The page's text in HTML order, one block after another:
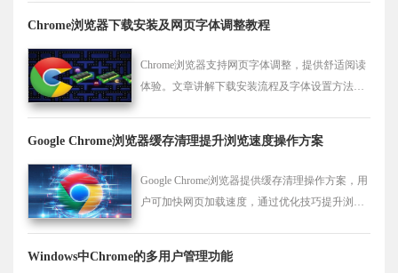
Chrome浏览器下载安装及网页字体调整教程
Chrome浏览器支持网页字体调整，提供舒适阅读
体验。文章讲解下载安装流程及字体设置方法，
Google Chrome浏览器缓存清理提升浏览速度操作方案
Google Chrome浏览器提供缓存清理操作方案，用
户可加快网页加载速度，通过优化技巧提升浏览
Windows中Chrome的多用户管理功能